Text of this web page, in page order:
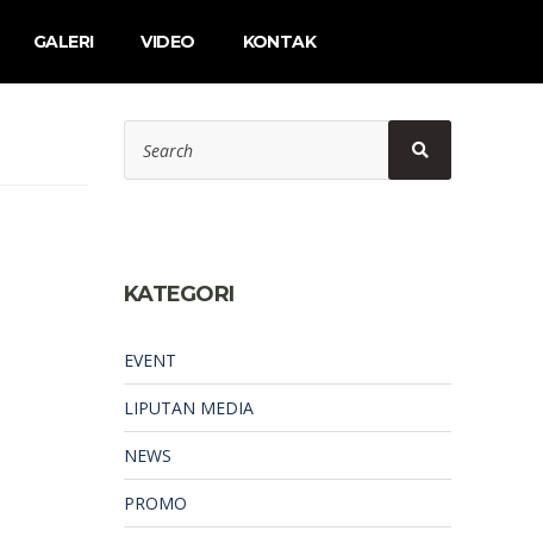
GALERI VIDEO KONTAK
for:
Search
KATEGORI
EVENT
LIPUTAN MEDIA
NEWS
PROMO